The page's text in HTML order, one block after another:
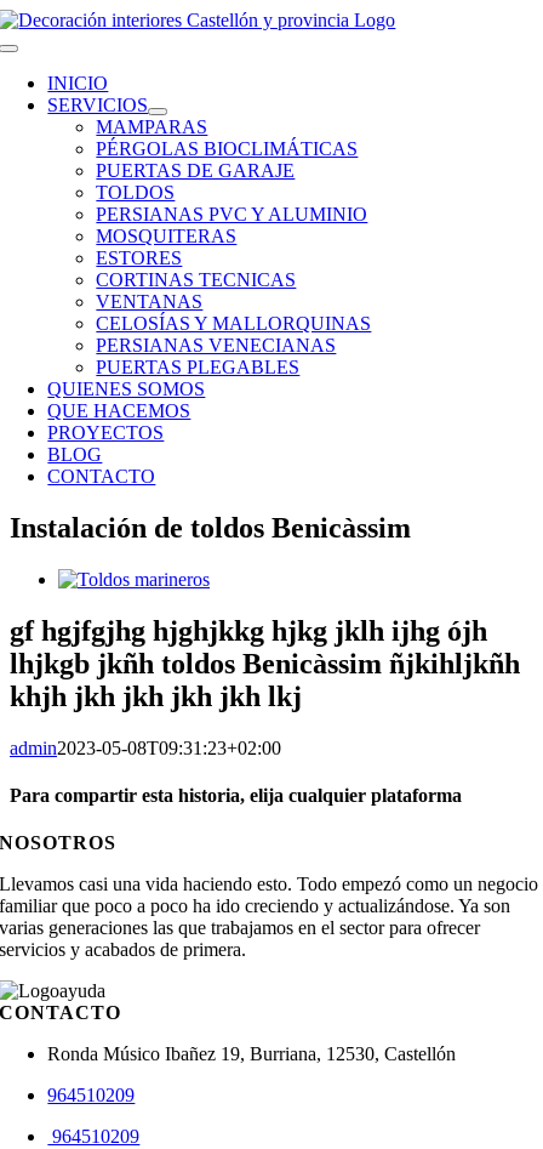
Saltar
al
Toggle
Navigation
INICIO
SERVICIOS
MAMPARAS
PÉRGOLAS BIOCLIMÁTICAS
PUERTAS DE GARAJE
TOLDOS
PERSIANAS PVC Y ALUMINIO
MOSQUITERAS
ESTORES
CORTINAS TECNICAS
VENTANAS
CELOSÍAS Y MALLORQUINAS
PERSIANAS VENECIANAS
PUERTAS PLEGABLES
QUIENES SOMOS
QUE HACEMOS
PROYECTOS
BLOG
CONTACTO
Instalación de toldos Benicàssim
Ver
más
grande
gf hgjfgjhg hjghjkkg hjkg jklh ijhg ójh
lhjkgb jkñh toldos Benicàssim ñjkihljkñh
khjh jkh jkh jkh jkh lkj
admin2023-05-08T09:31:23+02:00
Para compartir esta historia, elija cualquier plataforma
Facebook
X
Reddit
LinkedIn
WhatsApp
Telegram
Tumblr
Pinterest
Vk
Xing
Correo
NOSOTROS
Llevamos casi una vida haciendo esto. Todo empezó como un negocio
familiar que poco a poco ha ido creciendo y actualizándose. Ya son
varias generaciones las que trabajamos en el sector para ofrecer
servicios y acabados de primera.
CONTACTO
Ronda Músico Ibañez 19, Burriana, 12530, Castellón
964510209
964510209